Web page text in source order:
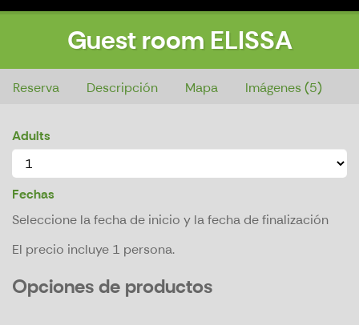
Guest room ELISSA
Guest room ELISSA
Reserva Descripción Mapa Imágenes (5)
Adults
Fechas
Seleccione la fecha de inicio y la fecha de finalización
El precio incluye 1 persona.
Opciones de productos